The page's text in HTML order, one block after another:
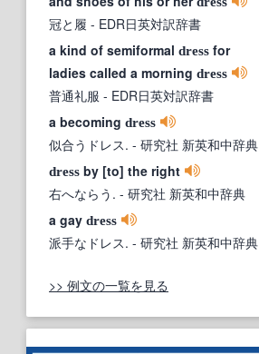
冠と履 - EDR日英対訳辞書
a kind of semiformal dress for
ladies called a morning dress
普通礼服 - EDR日英対訳辞書
a becoming dress
似合うドレス. - 研究社 新英和中辞典
dress by [to] the right
右へならう. - 研究社 新英和中辞典
a gay dress
派手なドレス. - 研究社 新英和中辞典
>> 例文の一覧を見る